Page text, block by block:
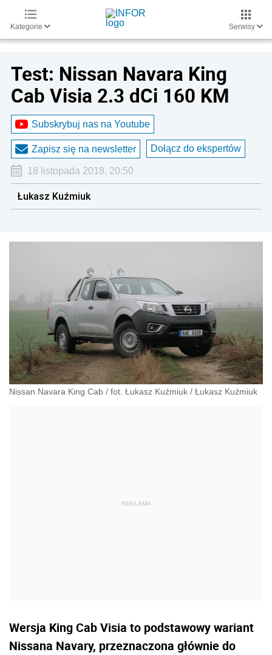
Kategorie Serwisy
Test: Nissan Navara King
Cab Visia 2.3 dCi 160 KM
Subskrybuj nas na Youtube
Zapisz się na newsletter Dołącz do ekspertów
18 listopada 2018, 20:50
Łukasz Kuźmiuk
Nissan Navara King Cab / fot. Łukasz Kuźmiuk / Łukasz Kuźmiuk
Wersja King Cab Visia to podstawowy wariant
Nissana Navary, przeznaczona głównie do